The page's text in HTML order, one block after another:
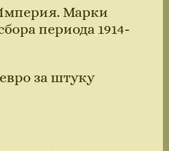
Марки
периода 1914-
за штуку